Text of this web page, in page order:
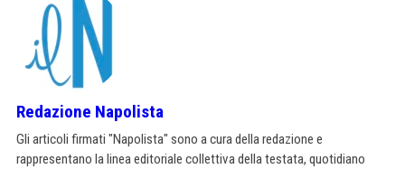
Redazione Napolista
Gli articoli firmati "Napolista" sono a cura della redazione e
rappresentano la linea editoriale collettiva della testata, quotidiano